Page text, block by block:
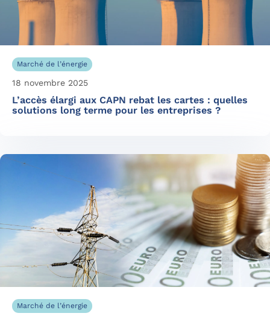
Marché de l’énergie
18 novembre 2025
L’accès élargi aux CAPN rebat les cartes : quelles
solutions long terme pour les entreprises ?
Marché de l’énergie